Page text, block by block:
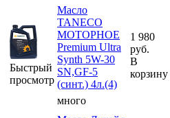
Быстрый
просмотр
Масло
TANECO
МОТОРНОЕ
Premium Ultra
Synth 5W-30
SN,GF-5
(синт.) 4л.(4)
много
1 980
руб.
В
корзину